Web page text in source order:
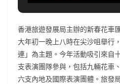
香港旅遊發展局主辦的新春花車
大年初一晚上八時在尖沙咀舉行
連」為主題。今年活動吸引來自
支表演團隊參與，包括九輛花車
六支內地及國際表演團體。旅發